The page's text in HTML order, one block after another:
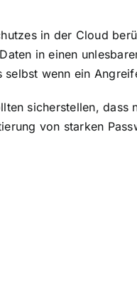
in der Cloud
in einen
wenn ein
sicherstellen, dass
von starken